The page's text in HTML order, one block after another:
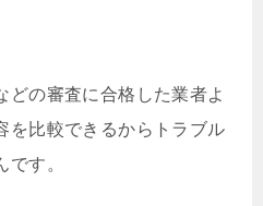
どの審査に合格した業者よ
を比較できるからトラブル
す。